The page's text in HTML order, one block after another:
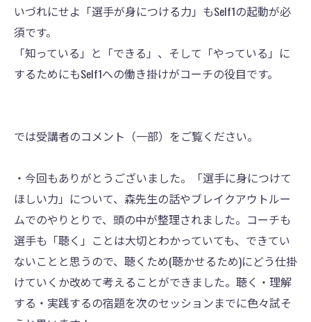
いづれにせよ「選手が身につける力」もSelf1の起動が必
須です。
「知っている」と「できる」、そして「やっている」に
するためにもSelf1への働き掛けがコーチの役目です。
では受講者のコメント（一部）をご覧ください。
・今回もありがとうございました。「選手に身につけて
ほしい力」について、森先生の話やブレイクアウトルー
ムでのやりとりで、頭の中が整理されました。コーチも
選手も「聴く」ことは大切とわかっていても、できてい
ないことと思うので、聴くため(聴かせるため)にどう仕掛
けていくか改めて考えることができました。聴く・理解
する・実践するの宿題を次のセッションまでに色々試そ